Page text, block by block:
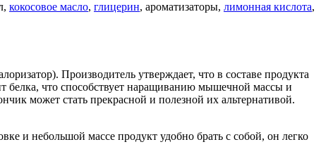
кокосовое масло, глицерин, ароматизаторы, лимонная кислота,
Производитель утверждает, что в составе продукта
белка, что способствует наращиванию мышечной массы и
может стать прекрасной и полезной их альтернативой.
и небольшой массе продукт удобно брать с собой, он легко